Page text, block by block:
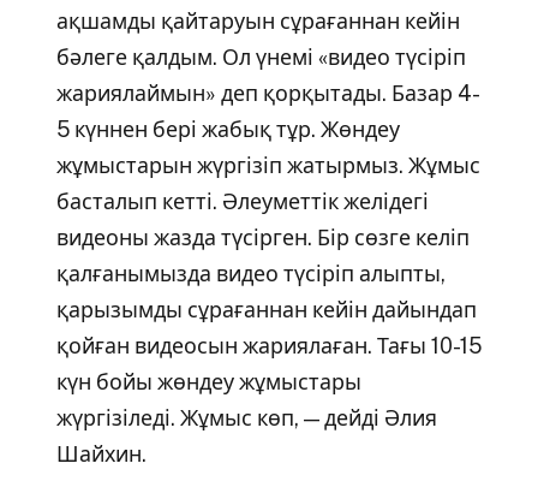
ақшамды қайтаруын сұрағаннан кейін
бәлеге қалдым. Ол үнемі «видео түсіріп
жариялаймын» деп қорқытады. Базар 4-
5 күннен бері жабық тұр. Жөндеу
жұмыстарын жүргізіп жатырмыз. Жұмыс
басталып кетті. Әлеуметтік желідегі
видеоны жазда түсірген. Бір сөзге келіп
қалғанымызда видео түсіріп алыпты,
қарызымды сұрағаннан кейін дайындап
қойған видеосын жариялаған. Тағы 10-15
күн бойы жөндеу жұмыстары
жүргізіледі. Жұмыс көп, — дейді Әлия
Шайхин.